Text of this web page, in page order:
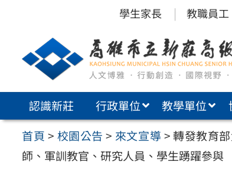
內
學生家長 教職員工
認識新莊 行政單位 教學單位
首頁 > 校園公告 > 來文宣導 >轉發教育
師、軍訓教官、研究人員、學生踴躍參與